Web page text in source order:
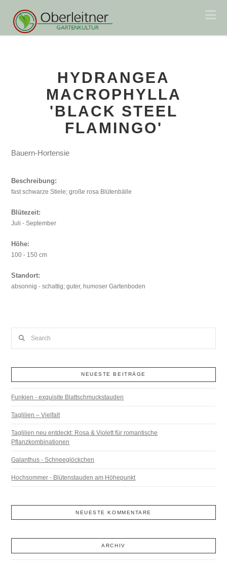
HYDRANGEA
MACROPHYLLA
'BLACK STEEL
FLAMINGO'
Bauern-Hortensie
Beschreibung:
fast schwarze Stiele; große rosa Blütenbälle
Blütezeit:
Juli - September
Höhe:
100 - 150 cm
Standort:
absonnig - schattig; guter, humoser Gartenboden
NEUESTE BEITRÄGE
Funkien - exquisite Blattschmuckstauden
Taglilien – Vielfalt
Taglilien neu entdeckt: Rosa & Violett für romantische
Pflanzkombinationen
Galanthus - Schneeglöckchen
Hochsommer - Blütenstauden am Höhepunkt
NEUESTE KOMMENTARE
ARCHIV